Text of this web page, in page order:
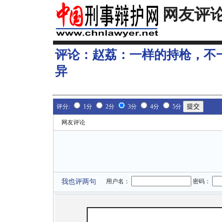
网友评
评论： 赵荔：一样的持枪，
异
评分: 1分 2分 3分 4分 5分
网友评论
我也评两句 用户名： 密码：